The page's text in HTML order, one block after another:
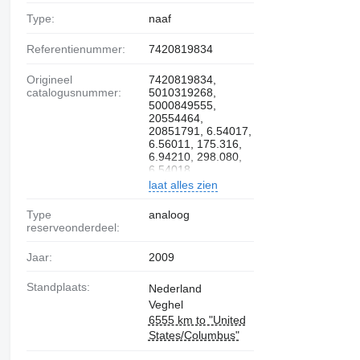
Type: naaf
Referentienummer: 7420819834
Origineel
catalogusnummer:
7420819834,
5010319268,
5000849555,
20554464,
20851791, 6.54017,
6.56011, 175.316,
6.94210, 298.080,
6.54018
laat alles zien
Type
reserveonderdeel:
analoog
Jaar: 2009
Standplaats:
Nederland
Veghel
6555 km to "United
States/Columbus"